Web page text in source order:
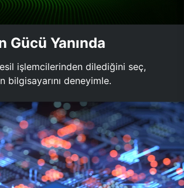
Gücü Yanında
işlemcilerinden dilediğini seç,
bilgisayarını deneyimle.